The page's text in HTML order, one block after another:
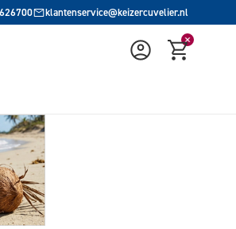
klantenservice@keizercuvelier.nl